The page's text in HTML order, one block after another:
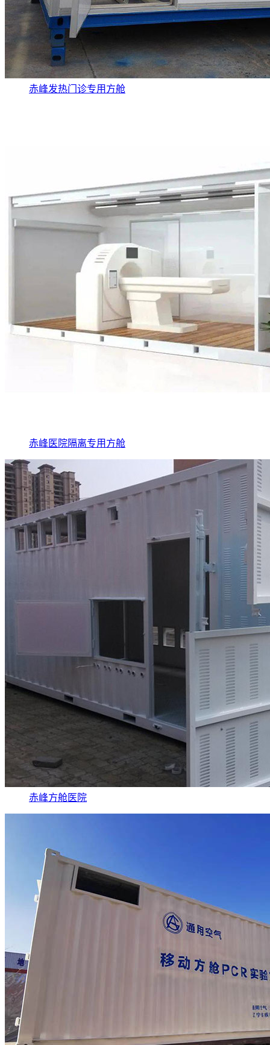
赤峰发热门诊专用方舱
赤峰医院隔离专用方舱
赤峰方舱医院